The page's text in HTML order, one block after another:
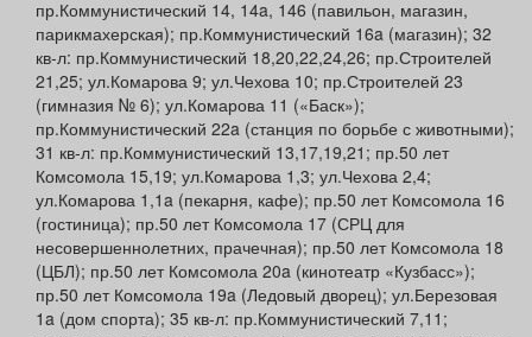
пр.Коммунистический 14, 14a, 146 (павильон, магазин,
парикмахерская); пр.Коммунистический 16a (магазин); 32
кв-л: пр.Коммунистический 18,20,22,24,26; пр.Строителей
21,25; ул.Комарова 9; ул.Чехова 10; пр.Строителей 23
(гимназия № 6); ул.Комарова 11 («Баск»);
пр.Коммунистический 22a (станция по борьбе с животными);
31 кв-л: пр.Коммунистический 13,17,19,21; пр.50 лет
Комсомола 15,19; ул.Комарова 1,3; ул.Чехова 2,4;
ул.Комарова 1,1a (пекарня, кафе); пр.50 лет Комсомола 16
(гостиница); пр.50 лет Комсомола 17 (СРЦ для
несовершеннолетних, прачечная); пр.50 лет Комсомола 18
(ЦБЛ); пр.50 лет Комсомола 20a (кинотеатр «Кузбасс»);
пр.50 лет Комсомола 19a (Ледовый дворец); ул.Березовая
1a (дом спорта); 35 кв-л: пр.Коммунистический 7,11;